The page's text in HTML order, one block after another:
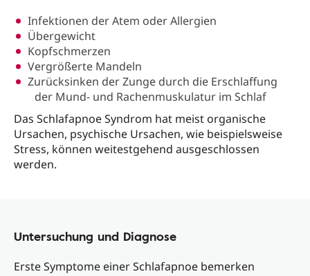
Infektionen der Atem oder Allergien
Übergewicht
Kopfschmerzen
Vergrößerte Mandeln
Zurücksinken der Zunge durch die Erschlaffung
der Mund- und Rachenmuskulatur im Schlaf
Das Schlafapnoe Syndrom hat meist organische
Ursachen, psychische Ursachen, wie beispielsweise
Stress, können weitestgehend ausgeschlossen
werden.
Untersuchung und Diagnose
Erste Symptome einer Schlafapnoe bemerken